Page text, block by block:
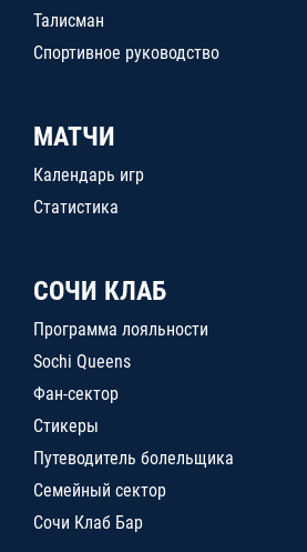
Талисман
Спортивное руководство
МАТЧИ
Календарь игр
Статистика
СОЧИ КЛАБ
Программа лояльности
Sochi Queens
Фан-сектор
Стикеры
Путеводитель болельщика
Семейный сектор
Сочи Клаб Бар